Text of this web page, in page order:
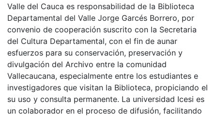
Valle del Cauca es responsabilidad de la Biblioteca
Departamental del Valle Jorge Garcés Borrero, por
convenio de cooperación suscrito con la Secretaria
del Cultura Departamental, con el fin de aunar
esfuerzos para su conservación, preservación y
divulgación del Archivo entre la comunidad
Vallecaucana, especialmente entre los estudiantes e
investigadores que visitan la Biblioteca, propiciando el
su uso y consulta permanente. La universidad Icesi es
un colaborador en el proceso de difusión, facilitando